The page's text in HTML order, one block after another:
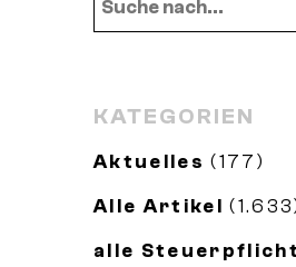
KATEGORIEN
Aktuelles (177)
Alle Artikel
alle